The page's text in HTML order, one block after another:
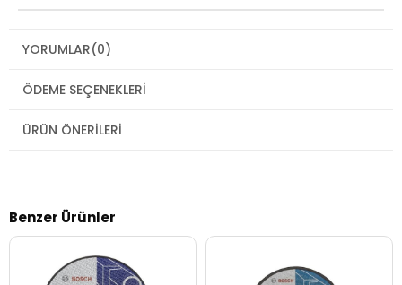
YORUMLAR(0)
ÖDEME SEÇENEKLERI
ÜRÜN ÖNERILERI
Benzer Ürünler